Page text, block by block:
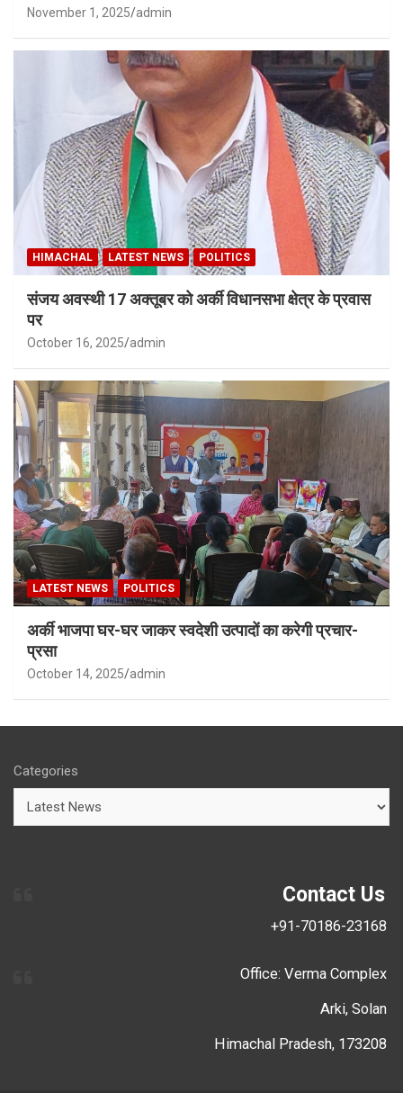
November 1, 2025 admin
HIMACHAL LATEST NEWS POLITICS
संजय अवस्थी 17 अक्तूबर को अर्की विधानसभा क्षेत्र के प्रवास
पर
October 16, 2025 admin
LATEST NEWS POLITICS
अर्की भाजपा घर-घर जाकर स्वदेशी उत्पादों का करेगी प्रचार-
प्रसा
October 14, 2025 admin
Categories
Contact Us
+91-70186-23168
Office: Verma Complex
Arki, Solan
Himachal Pradesh, 173208